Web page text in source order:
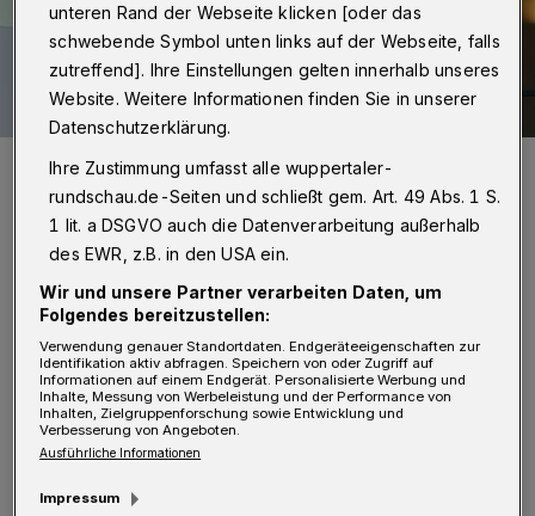
Der Wuppertaler SPD-Bundestagsabgeordnete Helge Lindh (re.)
nahm mit Guido Gallenkamp (Mi.), dem Breitbandkoordinator der
Wirtschaftsförderung der Stadt Wuppertal, Ende 2017 den
N etzbetreiber können sich ab sofort für
die Fördermittel bewerben.
Im Wuppertal gibt es laut Verwaltung rund
unteren Rand der Webseite klicken [oder das
schwebende Symbol unten links auf der Webseite, falls
zutreffend]. Ihre Einstellungen gelten innerhalb unseres
Website. Weitere Informationen finden Sie in unserer
Datenschutzerklärung.
Ihre Zustimmung umfasst alle wuppertaler-
rundschau.de-Seiten und schließt gem. Art. 49 Abs. 1 S.
1 lit. a DSGVO auch die Datenverarbeitung außerhalb
des EWR, z.B. in den USA ein.
Wir und unsere Partner verarbeiten Daten, um
Folgendes bereitzustellen:
Verwendung genauer Standortdaten. Endgeräteeigenschaften zur
Identifikation aktiv abfragen. Speichern von oder Zugriff auf
Informationen auf einem Endgerät. Personalisierte Werbung und
Inhalte, Messung von Werbeleistung und der Performance von
Inhalten, Zielgruppenforschung sowie Entwicklung und
Verbesserung von Angeboten.
Ausführliche Informationen
Impressum